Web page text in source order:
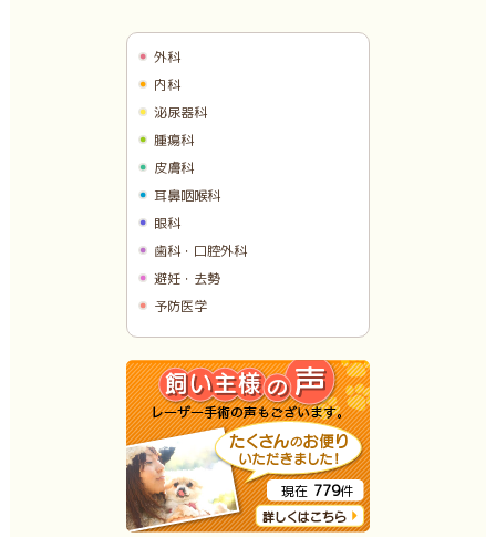
外科
内科
泌尿器科
腫瘍科
皮膚科
耳鼻咽喉科
眼科
歯科・口腔外科
避妊・去勢
予防医学
現在 779件